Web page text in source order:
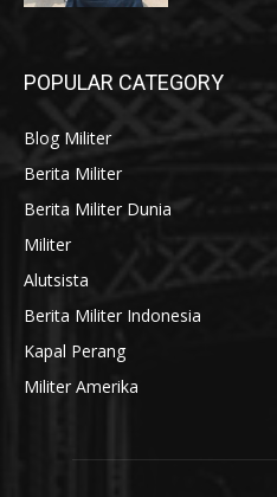
POPULAR CATEGORY
Blog Militer
Berita Militer
Berita Militer Dunia
Militer
Alutsista
Berita Militer Indonesia
Kapal Perang
Militer Amerika